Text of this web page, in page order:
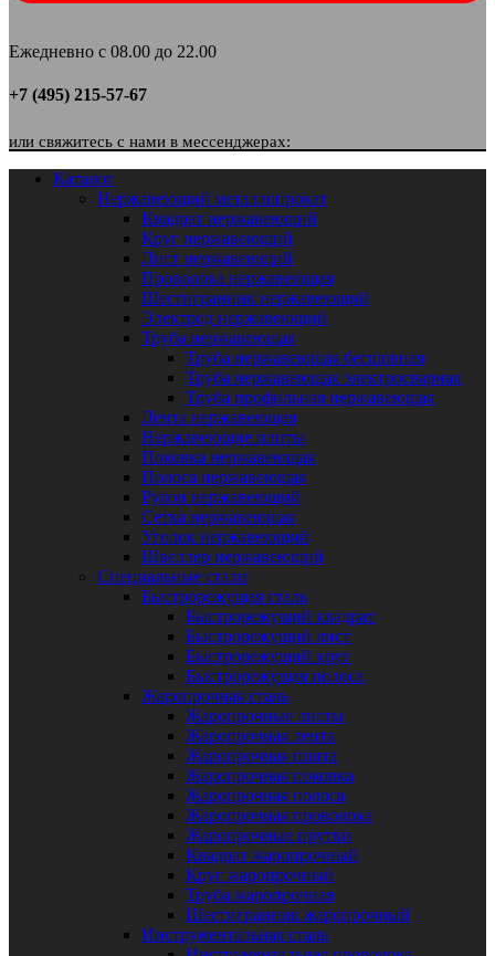
Ежедневно с 08.00 до 22.00
+7 (495) 215-57-67
или свяжитесь с нами в мессенджерах:
Каталог
Нержавеющий металлопрокат
Квадрат нержавеющий
Круг нержавеющий
Лист нержавеющий
Проволока нержавеющая
Шестигранник нержавеющий
Электрод нержавеющий
Труба нержавеющая
Труба нержавеющая бесшовная
Труба нержавеющая электросварная
Труба профильная нержавеющая
Лента нержавеющая
Нержавеющие плиты
Поковка нержавеющая
Полоса нержавеющая
Рулон нержавеющий
Сетка нержавеющая
Уголок нержавеющий
Швеллер нержавеющий
Специальные стали
Быстрорежущая сталь
Быстрорежущий квадрат
Быстрорежущий лист
Быстрорежущий круг
Быстрорежущая полоса
Жаропрочная сталь
Жаропрочные листы
Жаропрочная лента
Жаропрочная плита
Жаропрочная поковка
Жаропрочная полоса
Жаропрочная проволока
Жаропрочные прутки
Квадрат жаропрочный
Круг жаропрочный
Труба жаропрочная
Шестигранник жаропрочный
Инструментальная сталь